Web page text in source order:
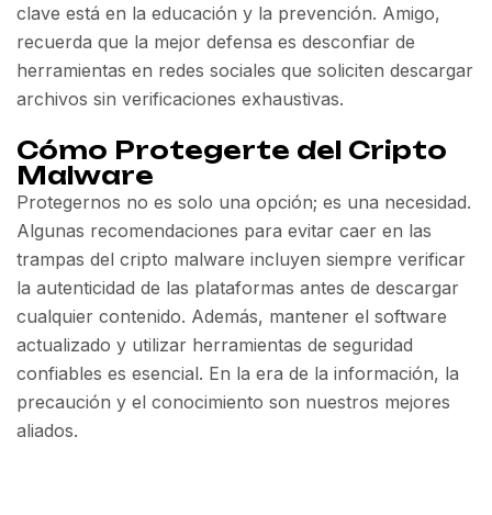
clave está en la educación y la prevención. Amigo,
recuerda que la mejor defensa es desconfiar de
herramientas en redes sociales que soliciten descargar
archivos sin verificaciones exhaustivas.
Cómo Protegerte del Cripto
Malware
Protegernos no es solo una opción; es una necesidad.
Algunas recomendaciones para evitar caer en las
trampas del cripto malware incluyen siempre verificar
la autenticidad de las plataformas antes de descargar
cualquier contenido. Además, mantener el software
actualizado y utilizar herramientas de seguridad
confiables es esencial. En la era de la información, la
precaución y el conocimiento son nuestros mejores
aliados.